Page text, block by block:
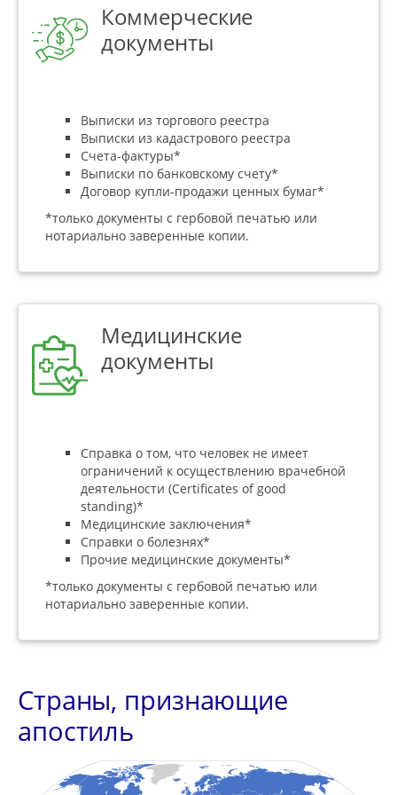
Коммерческие
документы
Выписки из торгового реестра
Выписки из кадастрового реестра
Счета-фактуры*
Выписки по банковскому счету*
Договор купли-продажи ценных бумаг*
*только документы с гербовой печатью или
нотариально заверенные копии.
Медицинские
документы
Справка о том, что человек не имеет
ограничений к осуществлению врачебной
деятельности (Certificates of good
standing)*
Медицинские заключения*
Справки о болезнях*
Прочие медицинские документы*
*только документы с гербовой печатью или
нотариально заверенные копии.
Страны, признающие
апостиль